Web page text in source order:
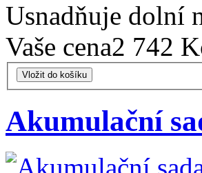
Usnadňuje dolní
Vaše cena2 742
Vložit do košíku
Akumulační